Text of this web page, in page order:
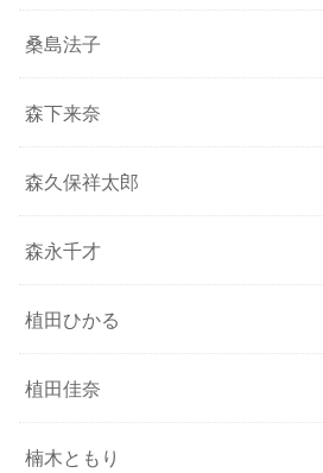
桑島法子
森下来奈
森久保祥太郎
森永千才
植田ひかる
植田佳奈
楠木ともり